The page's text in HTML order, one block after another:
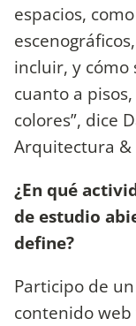
espacios,
incluir, y cómo
cuanto a
colores”, dice
Arquitectura &
¿En qué
de estudio
define?
Participo de
contenido